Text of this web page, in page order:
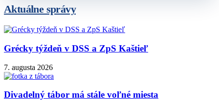
Aktuálne správy
Grécky týždeň v DSS a ZpS Kaštieľ
7. augusta 2026
Divadelný tábor má stále voľné miesta